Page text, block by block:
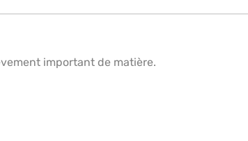
important de matière.